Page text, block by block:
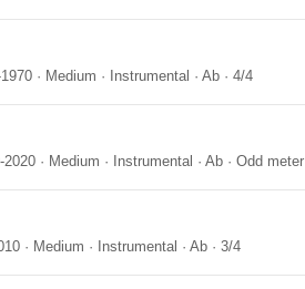
· Medium · Instrumental · Ab · 4/4
2020 · Medium · Instrumental · Ab · Odd meter
· Medium · Instrumental · Ab · 3/4